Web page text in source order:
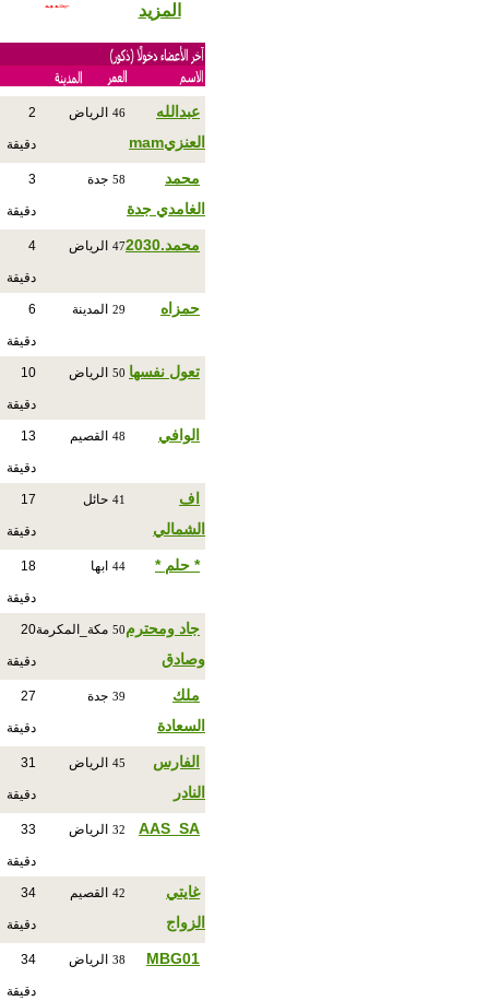
المزيد
عبدالله
العنزيmam
46 الرياض 2
دقيقة
محمد
الغامدي جدة
58 جدة 3
دقيقة
محمد.2030 47 الرياض 4
دقيقة
حمزاه 29 المدينة 6
دقيقة
تعول نفسها 50 الرياض 10
دقيقة
الوافي 48 القصيم 13
دقيقة
اف
الشمالي
41 حائل 17
دقيقة
* حلم * 44 ابها 18
دقيقة
جاد ومحترم
وصادق
50 مكة_المكرمة20
دقيقة
ملك
السعادة
39 جدة 27
دقيقة
الفارس
النادر
45 الرياض 31
دقيقة
AAS_SA
32 الرياض 33
دقيقة
غايتي
الزواج
42 القصيم 34
دقيقة
MBG01
38 الرياض 34
دقيقة